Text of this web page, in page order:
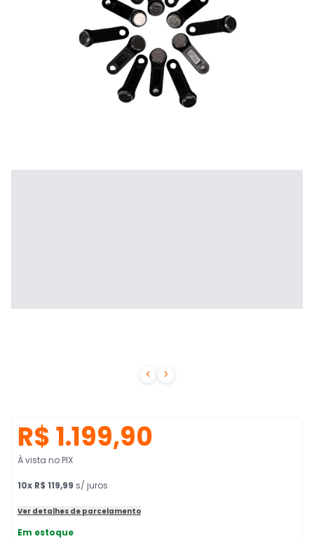
 
R$ 1.199,90
À vista no PIX
10x R$ 119,99 s/ juros
Ver detalhes de parcelamento
Em estoque